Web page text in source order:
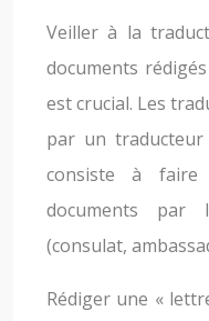
Veiller à la
documents
est crucial. Les
par un traducteur
consiste à faire
documents par
(consulat,
Rédiger une «